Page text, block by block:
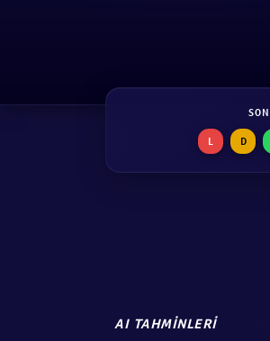
L D
AI TAHMINLERI